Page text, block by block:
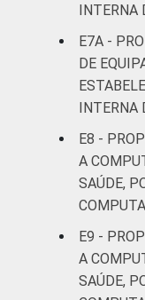
INTERNA
E7A -
DE
INTERNA
E8 -
A
SAÚDE,
E9 -
A
SAÚDE,